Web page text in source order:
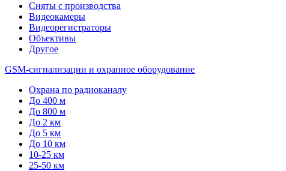
Сняты с производства
Видеокамеры
Видеорегистраторы
Объективы
Другое
GSM-сигнализации и охранное оборудование
Охрана по радиоканалу
До 400 м
До 800 м
До 2 км
До 5 км
До 10 км
10-25 км
25-50 км